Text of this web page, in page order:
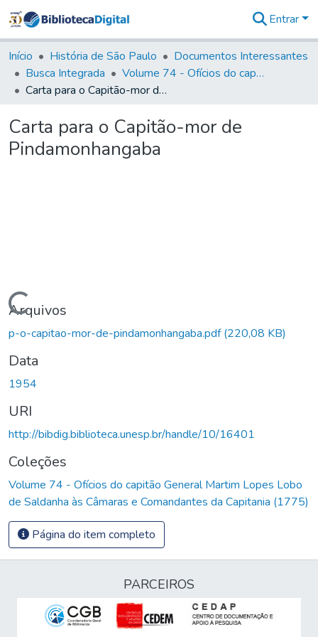
&
Coleções
Tudo na
Biblioteca
Estatísticas
Entrar
Início História de São Paulo
Documentos Interessantes
Busca Integrada
Volume 74 - Ofícios do capitão General Martim Lopes Lobo de Saldanha às Câmaras e Comandantes da Capitania (1775)
Carta para o Capitão-mor de Pindamonhangaba
Carta para o Capitão-mor de
Pindamonhangaba
Carregando...
Arquivos
p-o-capitao-mor-de-pindamonhangaba.pdf(220,08 KB)
Data
1954
URI
http://bibdig.biblioteca.unesp.br/handle/10/16401
Coleções
Volume 74 - Ofícios do capitão General Martim Lopes Lobo
de Saldanha às Câmaras e Comandantes da Capitania (1775)
Página do item completo
PARCEIROS